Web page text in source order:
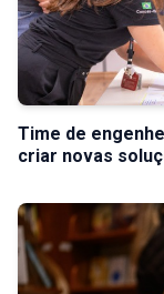
Time de
criar novas